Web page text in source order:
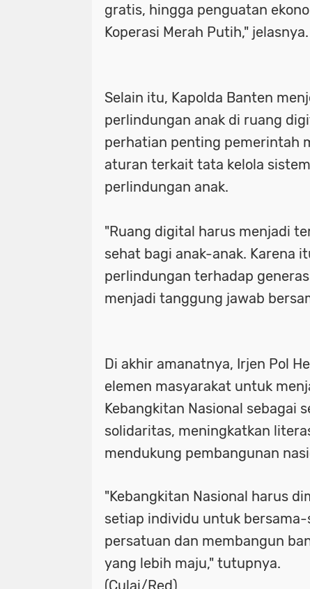
gratis, hingga penguatan
Koperasi Merah Putih," jelasnya.
Selain itu, Kapolda Banten
perlindungan anak di ruang
perhatian penting pemerintah
aturan terkait tata kelola
perlindungan anak.
"Ruang digital harus menjadi
sehat bagi anak-anak. Karena
perlindungan terhadap
menjadi tanggung jawab
Di akhir amanatnya, Irjen Pol
elemen masyarakat untuk
Kebangkitan Nasional sebagai
solidaritas, meningkatkan
mendukung pembangunan
"Kebangkitan Nasional harus
setiap individu untuk bersama-
persatuan dan membangun
yang lebih maju," tutupnya.
(Culai/Red)